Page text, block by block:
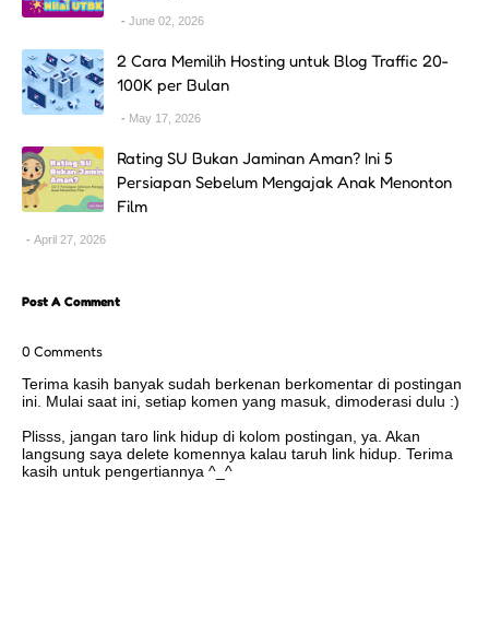
June 02, 2026
2 Cara Memilih Hosting untuk Blog Traffic 20-
100K per Bulan
May 17, 2026
Rating SU Bukan Jaminan Aman? Ini 5
Persiapan Sebelum Mengajak Anak Menonton
Film
April 27, 2026
Post A Comment
0 Comments
Terima kasih banyak sudah berkenan berkomentar di postingan
ini. Mulai saat ini, setiap komen yang masuk, dimoderasi dulu :)
Plisss, jangan taro link hidup di kolom postingan, ya. Akan
langsung saya delete komennya kalau taruh link hidup. Terima
kasih untuk pengertiannya ^_^